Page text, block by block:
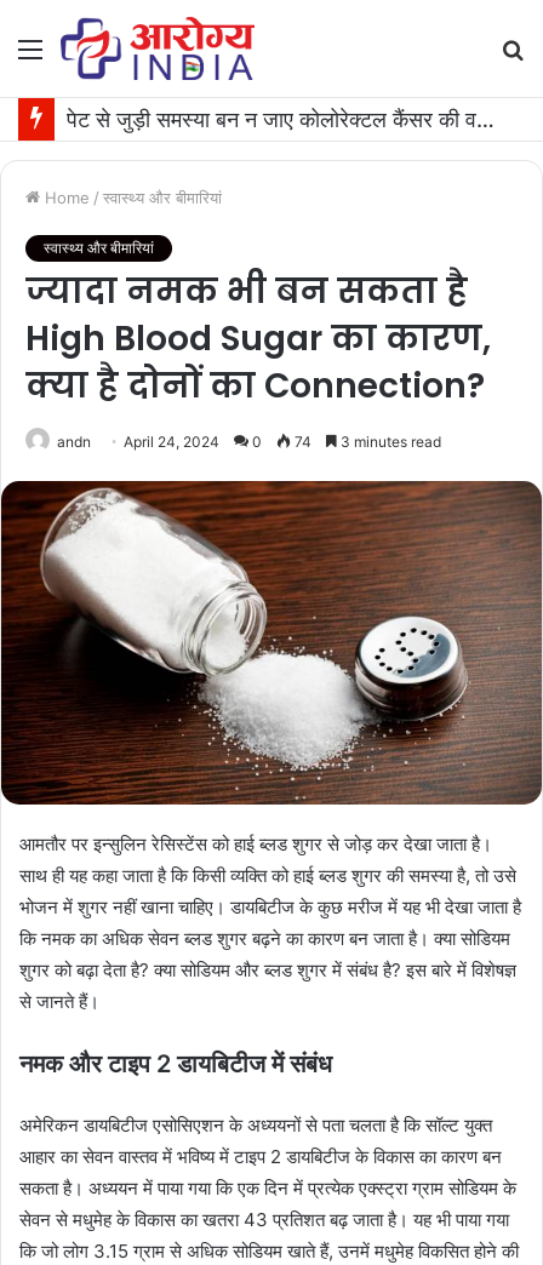
Menu
पेट से जुड़ी समस्या बन न जाए कोलोरेक्टल कैंसर की वजह, जान लीजिए टेस्ट कराने का समय
Home / स्वास्थ्य और बीमारियां
स्वास्थ्य और बीमारियां
ज्यादा नमक भी बन सकता है
High Blood Sugar का कारण,
क्या है दोनों का Connection?
andn April 24, 2024 0 74 3 minutes read
आमतौर पर इन्सुलिन रेसिस्टेंस को हाई ब्लड शुगर से जोड़ कर देखा जाता है।
साथ ही यह कहा जाता है कि किसी व्यक्ति को हाई ब्लड शुगर की समस्या है, तो उसे
भोजन में शुगर नहीं खाना चाहिए। डायबिटीज के कुछ मरीज में यह भी देखा जाता है
कि नमक का अधिक सेवन ब्लड शुगर बढ़ने का कारण बन जाता है। क्या सोडियम
शुगर को बढ़ा देता है? क्या सोडियम और ब्लड शुगर में संबंध है? इस बारे में विशेषज्ञ
से जानते हैं।
नमक और टाइप 2 डायबिटीज में संबंध
अमेरिकन डायबिटीज एसोसिएशन के अध्ययनों से पता चलता है कि सॉल्ट युक्त
आहार का सेवन वास्तव में भविष्य में टाइप 2 डायबिटीज के विकास का कारण बन
सकता है। अध्ययन में पाया गया कि एक दिन में प्रत्येक एक्स्ट्रा ग्राम सोडियम के
सेवन से मधुमेह के विकास का खतरा 43 प्रतिशत बढ़ जाता है। यह भी पाया गया
कि जो लोग 3.15 ग्राम से अधिक सोडियम खाते हैं, उनमें मधुमेह विकसित होने की